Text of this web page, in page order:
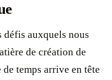
défis auxquels nous
de création de
temps arrive en tête